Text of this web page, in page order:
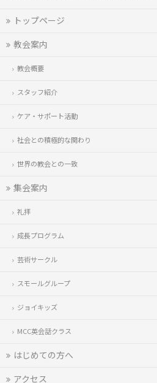
トップページ
教会案内
教会概要
スタッフ紹介
ケア・サポート活動
社会との積極的な関わり
世界の教会との一致
集会案内
礼拝
成長プログラム
芸術サークル
スモールグループ
ジョイキッズ
MCC英会話クラス
はじめての方へ
アクセス